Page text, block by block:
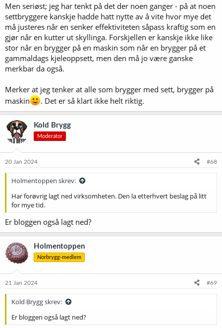
Men seriøst; jeg har tenkt på det der noen ganger - på at noen
settbryggere kanskje hadde hatt nytte av å vite hvor mye det
må justeres når en senker effektiviteten såpass kraftig som en
gjør når en kutter ut skyllinga. Forskjellen er kanskje ikke like
stor når en brygger på en maskin som når en brygger på et
gammaldags kjeleoppsett, men den må jo være ganske
merkbar da også.
Merker at jeg tenker at alle som brygger med sett, brygger på
maskin
. Det er så klart ikke helt riktig.
Kold Brygg
Moderator
20 Jan 2024 #68
Holmentoppen skrev:
Har forøvrig lagt ned virksomheten. Den la etterhvert beslag på litt
for mye tid.
Er bloggen også lagt ned?
Holmentoppen
Norbrygg-medlem
21 Jan 2024 #69
Kold Brygg skrev:
Er bloggen også lagt ned?